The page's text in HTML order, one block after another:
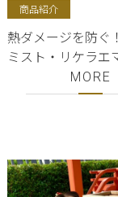
商品紹介
熱ダメージを防ぐ
ミスト・リケラエ
ン・リケラオイル
使い方｜銀座・有
MORE